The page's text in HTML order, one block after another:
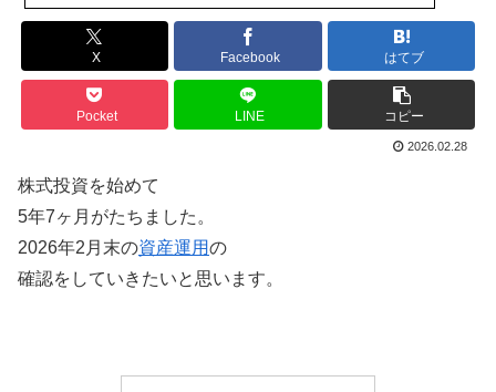
X Facebook はてブ
Pocket LINE コピー
2026.02.28
株式投資を始めて
5年7ヶ月がたちました。
2026年2月末の資産運用の
確認をしていきたいと思います。